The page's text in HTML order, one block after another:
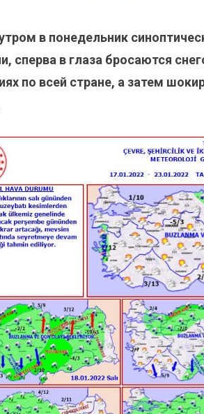
в понедельник
сперва в глаза бросаются
по всей стране, а затем